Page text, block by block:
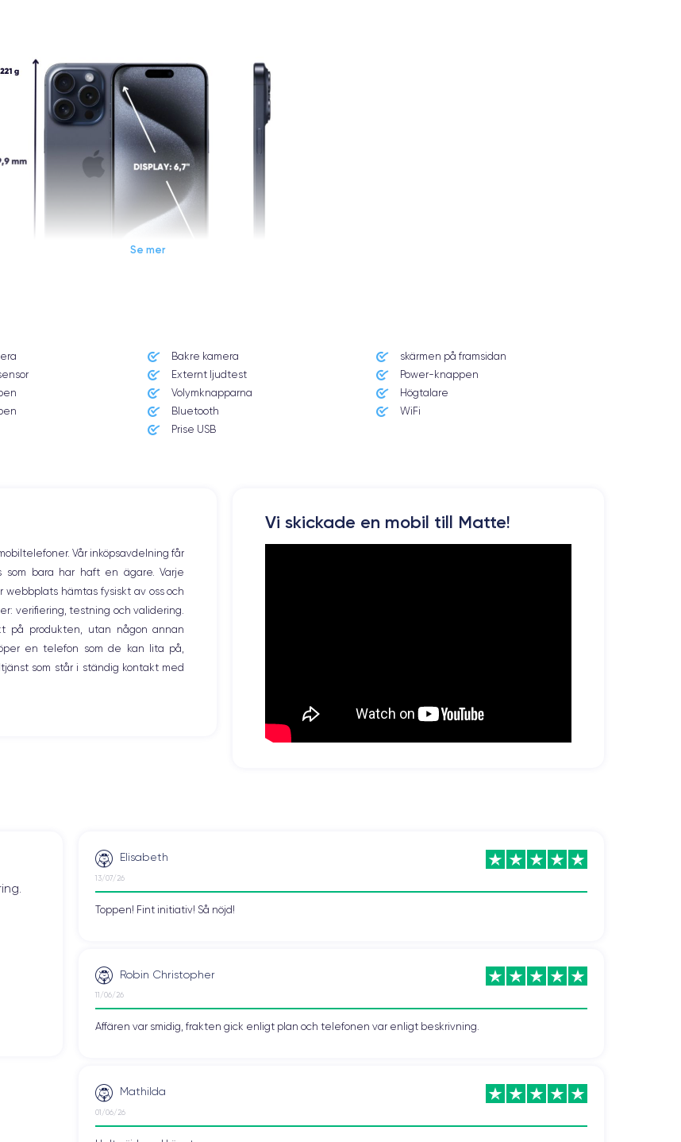
Système exploitation
iOS (iOS 17)
Poids
221 g
Nombre de cœurs
6
Fréq. processeur
Caméra Frontale
smartphone, consulter la
Se mer
Bakre kamera
skärmen på framsidan
Externt ljudtest
Power-knappen
Volymknapparna
Högtalare
Bluetooth
WiFi
Prise USB
Vår inköpsavdelning får
som bara har haft en ägare. Varje
hämtas fysiskt av oss och
verifiering, testning och validering.
på produkten, utan någon annan
en telefon som de kan lita på,
som står i ständig kontakt med
Vi skickade en mobil till Matte!
Elisabeth
13/07/26
Toppen! Fint initiativ! Så nöjd!
Robin Christopher
11/06/26
Affären var smidig, frakten gick enligt plan och telefonen var enligt beskrivning.
Mathilda
01/06/26